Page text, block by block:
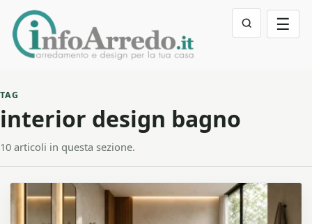
☰
TAG
interior design bagno
10 articoli in questa sezione.